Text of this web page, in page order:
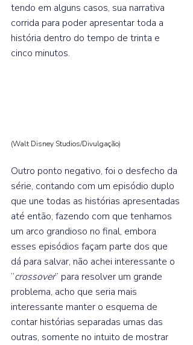
tendo em alguns casos, sua narrativa
corrida para poder apresentar toda a
história dentro do tempo de trinta e
cinco minutos.
(Walt Disney Studios/Divulgação)
Outro ponto negativo, foi o desfecho da
série, contando com um episódio duplo
que une todas as histórias apresentadas
até então, fazendo com que tenhamos
um arco grandioso no final, embora
esses episódios façam parte dos que
dá para salvar, não achei interessante o
“crossover” para resolver um grande
problema, acho que seria mais
interessante manter o esquema de
contar histórias separadas umas das
outras, somente no intuito de mostrar